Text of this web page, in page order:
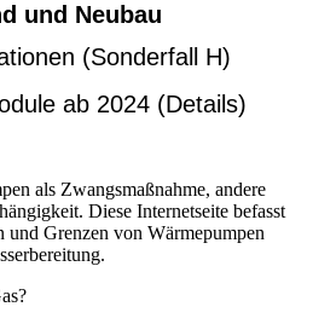
und Neubau
(Sonderfall H)
ab 2024 (Details)
als Zwangsmaßnahme, andere
Diese Internetseite befasst
Grenzen von Wärmepumpen